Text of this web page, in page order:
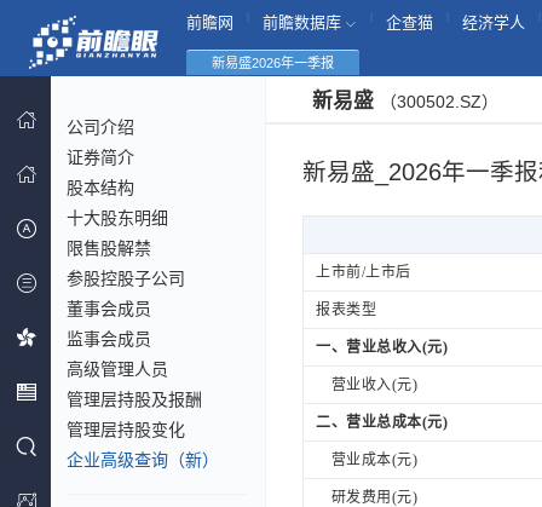
前瞻网 前瞻数据库 企查猫 经济学人
新易盛2026年一季报
公司介绍
证券简介
股本结构
十大股东明细
限售股解禁
参股控股子公司
董事会成员
监事会成员
高级管理人员
管理层持股及报酬
管理层持股变化
企业高级查询（新）
新易盛 （300502.SZ）
新易盛_2026年一季
上市前/上市后
报表类型
一、营业总收入(元)
营业收入(元)
二、营业总成本(元)
营业成本(元)
研发费用(元)